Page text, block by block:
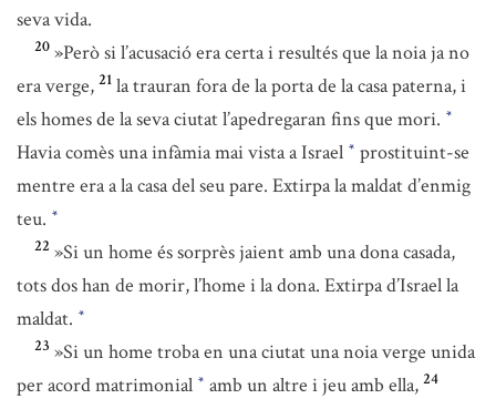
seva vida.
20 »Però si l’acusació era certa i resultés que la noia ja no
era verge, 21 la trauran fora de la porta de la casa paterna, i
els homes de la seva ciutat l’apedregaran fins que mori. *
Havia comès una infàmia mai vista a Israel * prostituint-se
mentre era a la casa del seu pare. Extirpa la maldat d’enmig
teu. *
22 »Si un home és sorprès jaient amb una dona casada,
tots dos han de morir, l’home i la dona. Extirpa d’Israel la
maldat. *
23 »Si un home troba en una ciutat una noia verge unida
per acord matrimonial * amb un altre i jeu amb ella, 24